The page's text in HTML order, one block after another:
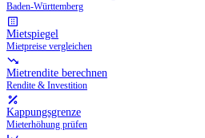
Baden-Württemberg
Mietspiegel
Mietpreise vergleichen
Mietrendite berechnen
Rendite & Investition
Kappungsgrenze
Mieterhöhung prüfen